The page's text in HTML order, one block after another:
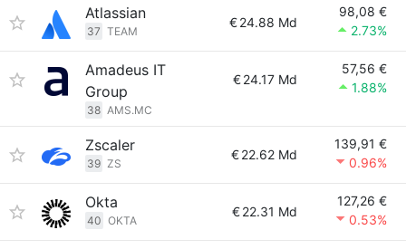
Atlassian
37 TEAM
€24.88 Md
98,08 €
2.73%
Amadeus IT
Group
38 AMS.MC
€24.17 Md
57,56 €
1.88%
Zscaler
39 ZS
€22.62 Md
139,91 €
0.96%
Okta
40 OKTA
€22.31 Md
127,26 €
0.53%